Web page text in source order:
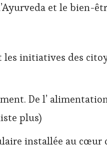
et le bien-
initiatives des
De l’
plus)
installée au cœur